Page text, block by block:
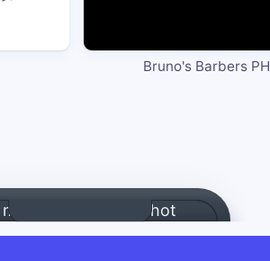
Bruno's Barbers PH